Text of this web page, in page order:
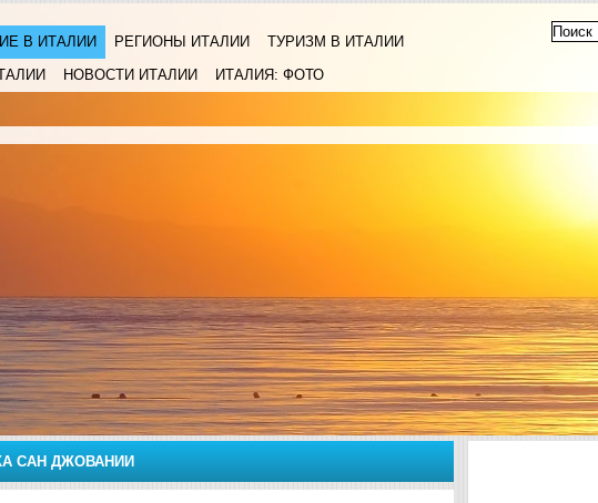
В ИТАЛИИ РЕГИОНЫ ИТАЛИИ
ТУРИЗМ В ИТАЛИИ
НОВОСТИ ИТАЛИИ ИТАЛИЯ: ФОТО
САН ДЖОВАНИИ